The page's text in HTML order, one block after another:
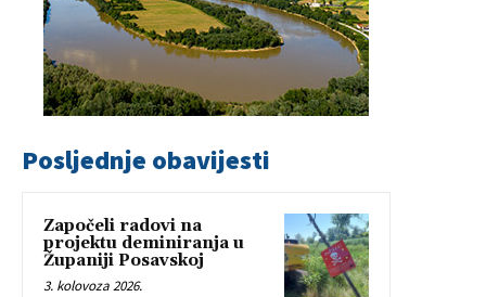
Posljednje obavijesti
Započeli radovi na
projektu deminiranja u
Županiji Posavskoj
3. kolovoza 2026.